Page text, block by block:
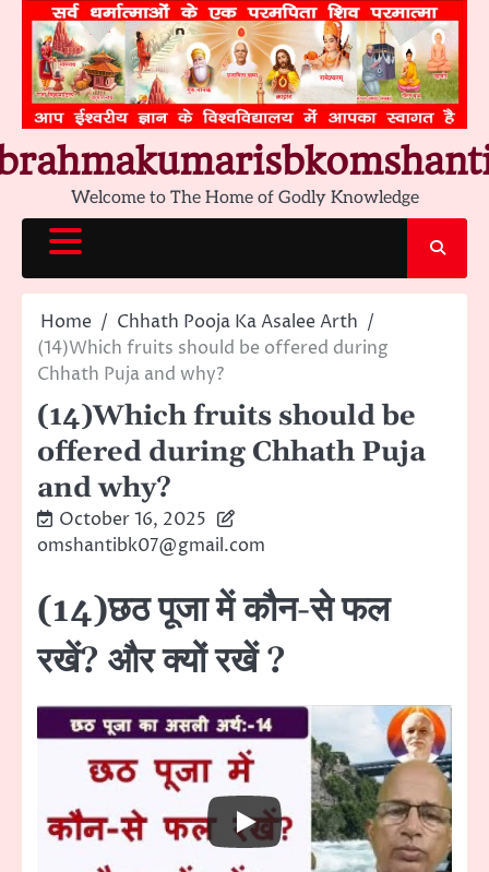
content
Welcome to The Home of Godly Knowledge
Home
Chhath Pooja Ka Asalee Arth
(14)Which fruits should be offered during
Chhath Puja and why?
(14)Which fruits should be
offered during Chhath Puja
and why?
October 16, 2025
omshantibk07@gmail.com
(14)छठ पूजा में कौन-से फल
रखें? और क्यों रखें ?